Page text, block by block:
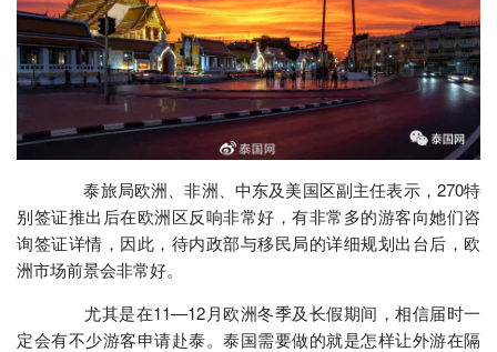
泰旅局欧洲、非洲、中东及美国区副主任表示，270特
别签证推出后在欧洲区反响非常好，有非常多的游客向她们咨
询签证详情，因此，待内政部与移民局的详细规划出台后，欧
洲市场前景会非常好。
尤其是在11—12月欧洲冬季及长假期间，相信届时一
定会有不少游客申请赴泰。泰国需要做的就是怎样让外游在隔